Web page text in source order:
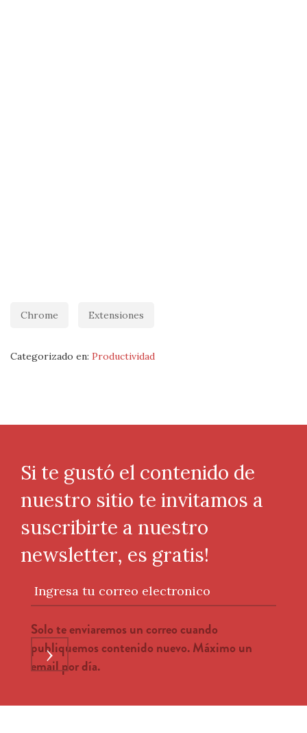
Chrome Extensiones
Categorizado en: Productividad
Si te gustó el contenido de
nuestro sitio te invitamos a
suscribirte a nuestro
newsletter, es gratis!
Ingresa tu correo electronico
Solo te enviaremos un correo cuando
publiquemos contenido nuevo. Máximo un
email por día.
›